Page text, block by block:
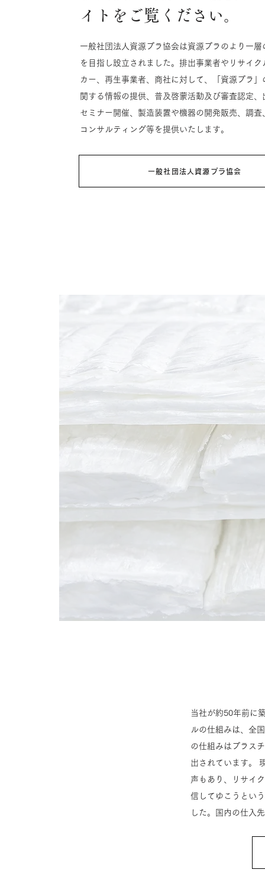
イトをご覧ください。
一般社団法人資源プラ協会は資源プラのより一層
を目指し設立されました。排出事業者やリサイク
カー、再生事業者、商社に対して、「資源プラ」
関する情報の提供、普及啓蒙活動及び審査認定、
セミナー開催、製造装置や機器の開発販売、調査
コンサルティング等を提供いたします。
一般社団法人資源プラ協会
当社が約50年前に
ルの仕組みは、全
の仕組みはプラス
出されています。
声もあり、リサイ
信してゆこうとい
した。国内の仕入